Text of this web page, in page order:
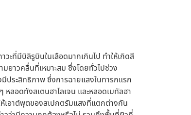
ะที่มีบิลิรูบินในเลือดมากเกินไป ทำให้เกิดสี
ยาวคลื่นที่เหมาะสม ซึ่งโดยทั่วไปช่วง
ประสิทธิภาพ ซึ่งการฉายแสงในทารกแรก
ลอดทังสเตนฮาโลเจน และหลอดเมทัลฮา
เอาต์พุตของสเปกตรัมแสงที่แตกต่างกัน